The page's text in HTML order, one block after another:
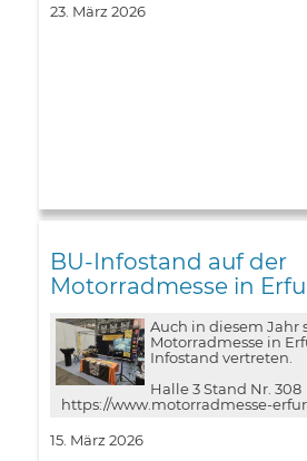
23. März 2026
BU-Infostand auf der
Motorradmesse in
Auch in diesem Jahr
Motorradmesse in
Infostand vertreten.
Halle 3 Stand Nr. 308
https://www.motorradmesse-
15. März 2026